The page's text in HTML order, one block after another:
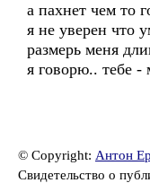
а пахнет чем то
я не уверен что
размерь меня
я говорю.. тебе -
© Copyright: Антон
Свидетельство о